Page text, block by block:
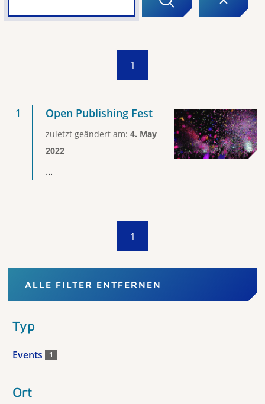
1
Open Publishing Fest
zuletzt geändert am: 4. May
2022
...
1
ALLE FILTER ENTFERNEN
Typ
Events 1
Ort